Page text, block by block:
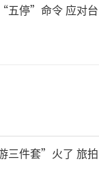
五停”命令 应对台
三件套”火了 旅拍